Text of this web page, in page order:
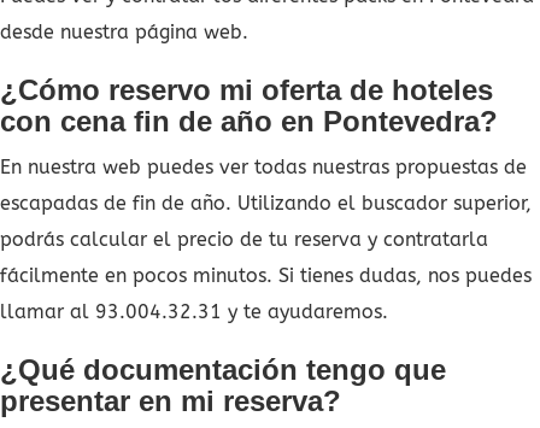
desde nuestra página web.
¿Cómo reservo mi oferta de hoteles
con cena fin de año en Pontevedra?
En nuestra web puedes ver todas nuestras propuestas de
escapadas de fin de año. Utilizando el buscador superior,
podrás calcular el precio de tu reserva y contratarla
fácilmente en pocos minutos. Si tienes dudas, nos puedes
llamar al 93.004.32.31 y te ayudaremos.
¿Qué documentación tengo que
presentar en mi reserva?